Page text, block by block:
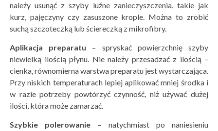
należy usunąć z szyby luźne zanieczyszczenia, takie jak
kurz, pajęczyny czy zasuszone krople. Można to zrobić
suchą szczoteczką lub ściereczką z mikrofibry.
Aplikacja preparatu – spryskać powierzchnię szyby
niewielką ilością płynu. Nie należy przesadzać z ilością –
cienka, równomierna warstwa preparatu jest wystarczająca.
Przy niskich temperaturach lepiej aplikować mniej środka i
w razie potrzeby powtórzyć czynność, niż używać dużej
ilości, która może zamarzać.
Szybkie polerowanie – natychmiast po naniesieniu